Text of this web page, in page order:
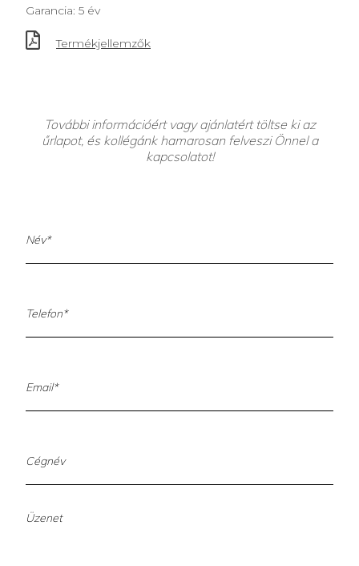
Garancia: 5 év
Termékjellemzők
További információért vagy ajánlatért töltse ki az
űrlapot, és kollégánk hamarosan felveszi Önnel a
kapcsolatot!